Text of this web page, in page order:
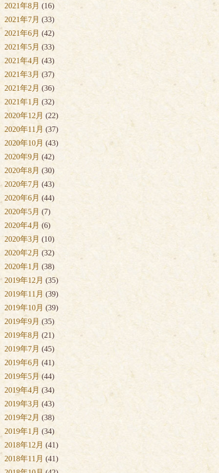
2021年8月 (16)
2021年7月 (33)
2021年6月 (42)
2021年5月 (33)
2021年4月 (43)
2021年3月 (37)
2021年2月 (36)
2021年1月 (32)
2020年12月 (22)
2020年11月 (37)
2020年10月 (43)
2020年9月 (42)
2020年8月 (30)
2020年7月 (43)
2020年6月 (44)
2020年5月 (7)
2020年4月 (6)
2020年3月 (10)
2020年2月 (32)
2020年1月 (38)
2019年12月 (35)
2019年11月 (39)
2019年10月 (39)
2019年9月 (35)
2019年8月 (21)
2019年7月 (45)
2019年6月 (41)
2019年5月(44)
2019年4月 (34)
2019年3月 (43)
2019年2月 (38)
2019年1月 (34)
2018年12月 (41)
2018年11月 (41)